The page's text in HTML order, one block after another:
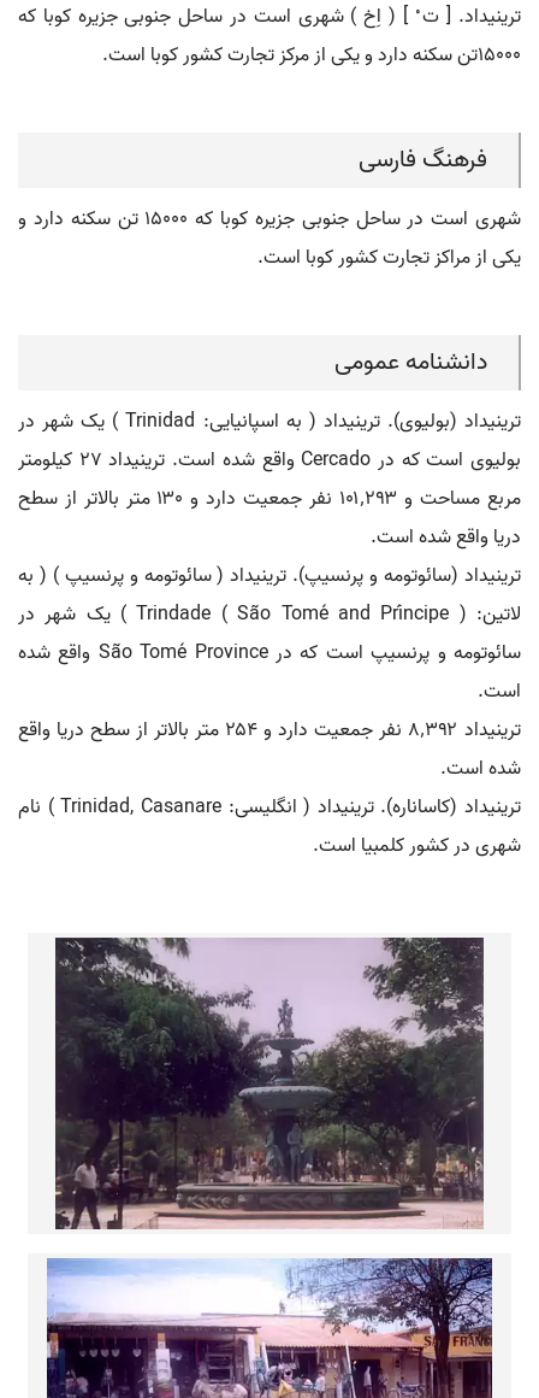
ترینیداد. [ ت ْ ] ( اِخ ) شهری است در ساحل جنوبی جزیره کوبا که
15000تن سکنه دارد و یکی از مرکز تجارت کشور کوبا است.
فرهنگ فارسی
شهری است در ساحل جنوبی جزیره کوبا که ۱۵٠٠٠ تن سکنه دارد و
یکی از مراکز تجارت کشور کوبا است.
دانشنامه عمومی
ترینیداد (بولیوی). ترینیداد ( به اسپانیایی: Trinidad ) یک شهر در
بولیوی است که در Cercado واقع شده است. ترینیداد ۲۷ کیلومتر
مربع مساحت و ۱۰۱٬۲۹۳ نفر جمعیت دارد و ۱۳۰ متر بالاتر از سطح
دریا واقع شده است.
ترینیداد (سائوتومه و پرنسیپ). ترینیداد ( سائوتومه و پرنسیپ ) ( به
لاتین: Trindade ( São Tomé and Príncipe ) ) یک شهر در
سائوتومه و پرنسیپ است که در São Tomé Province واقع شده
است.
ترینیداد ۸٬۳۹۲ نفر جمعیت دارد و ۲۵۴ متر بالاتر از سطح دریا واقع
شده است.
ترینیداد (کاساناره). ترینیداد ( انگلیسی: Trinidad, Casanare ) نام
شهری در کشور کلمبیا است.